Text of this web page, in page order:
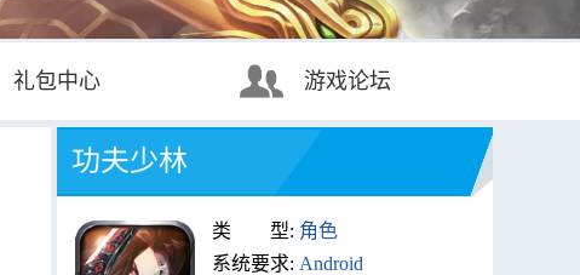
礼包中心 游戏论坛
功夫少林
类 型: 角色
系统要求: Android